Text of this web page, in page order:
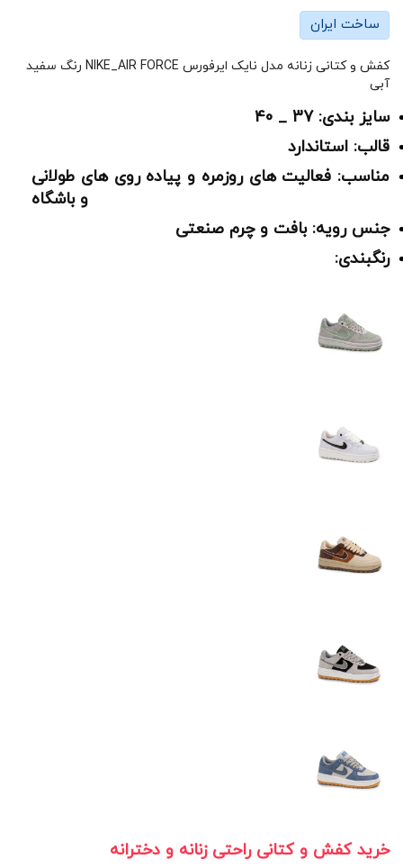
ساخت ایران
کفش و کتانی زنانه مدل نایک ایرفورس NIKE_AIR FORCE رنگ سفید
آبی
سایز بندی: 37 _ 40
قالب: استاندارد
مناسب: فعالیت های روزمره و پیاده روی های طولانی
و باشگاه
جنس رویه: بافت و چرم صنعتی
رنگبندی:
خرید کفش و کتانی راحتی زنانه و دخترانه